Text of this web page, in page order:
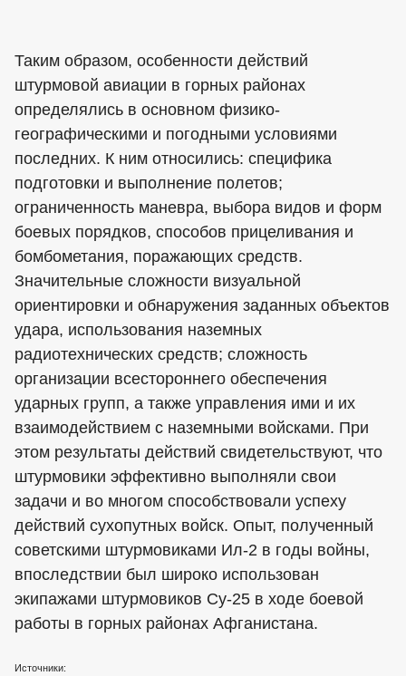
Таким образом, особенности действий
штурмовой авиации в горных районах
определялись в основном физико-
географическими и погодными условиями
последних. К ним относились: специфика
подготовки и выполнение полетов;
ограниченность маневра, выбора видов и форм
боевых порядков, способов прицеливания и
бомбометания, поражающих средств.
Значительные сложности визуальной
ориентировки и обнаружения заданных объектов
удара, использования наземных
радиотехнических средств; сложность
организации всестороннего обеспечения
ударных групп, а также управления ими и их
взаимодействием с наземными войсками. При
этом результаты действий свидетельствуют, что
штурмовики эффективно выполняли свои
задачи и во многом способствовали успеху
действий сухопутных войск. Опыт, полученный
советскими штурмовиками Ил-2 в годы войны,
впоследствии был широко использован
экипажами штурмовиков Су-25 в ходе боевой
работы в горных районах Афганистана.
Источники: